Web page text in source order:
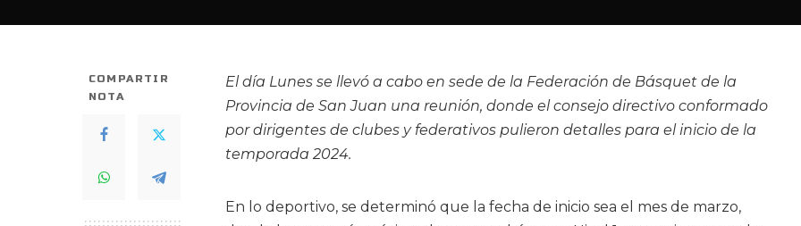
COMPARTIR
NOTA
El día Lunes se llevó a cabo en sede de la Federación de Básquet de la
Provincia de San Juan una reunión, donde el consejo directivo conformado
por dirigentes de clubes y federativos pulieron detalles para el inicio de la
temporada 2024.
En lo deportivo, se determinó que la fecha de inicio sea el mes de marzo,